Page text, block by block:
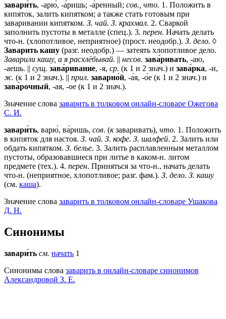
завари́ть, -арю́, -а́ришь; -а́ренный; сов., что. 1. Положить в
кипяток, залить кипятком; а также стать готовым при
заваривании кипятком. З. чай. З. крахмал. 2. Сваркой
заполнить пустоты в металле (спец.). 3. перен. Начать делать
что-н. (хлопотливое, неприятное) (прост. неодобр.). З. дело. ◊
Заварить кашу (разг. неодобр.) — затеять хлопотливое дело.
Заварили кашу, а я расхлёбывай. || несов. зава́ривать, -аю,
-аешь. || сущ. зава́ривание, -я, ср. (к 1 и 2 знач.) и зава́рка, -и,
ж. (к 1 и 2 знач.). || прил. заварно́й, -а́я, -о́е (к 1 и 2 знач.) и
зава́рочный, -ая, -ое (к 1 и 2 знач.).
Значение слова заварить в толковом онлайн-словаре Ожегова
C. И.
завари́ть, варю́, ва́ришь, сов. (кзаваривать), что. 1 . Положить
в кипяток для настоя. З. чай. З. кофе. З. шалфей. 2. Залить или
обдать кипятком. З. белье. 3. Залить расплавленным металлом
пустоты, образовавшиеся при литье в каком-н. литом
предмете (тех.). 4. перен. Приняться за что-н., начать делать
что-н. (неприятное, хлопотливое; разг. фам.). З. дело. З. кашу
(см. каша).
Значение слова заварить в толковом онлайн-словаре Ушакова
Д. Н.
Синонимы
завари́ть см. начать 1
Синонимы слова заварить в онлайн-словаре синонимов
Александровой З. Е.